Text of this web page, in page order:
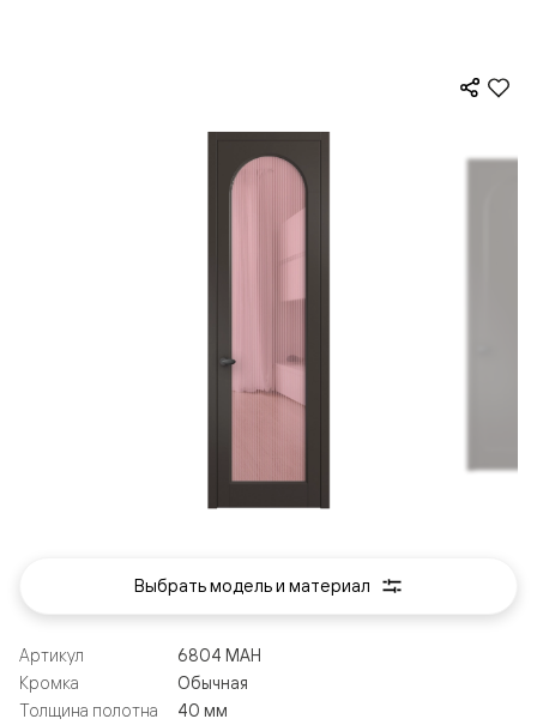
Артикул
6804 МАН
Кромка
Обычная
Толщина полотна
40 мм
Выбрать модель и материал